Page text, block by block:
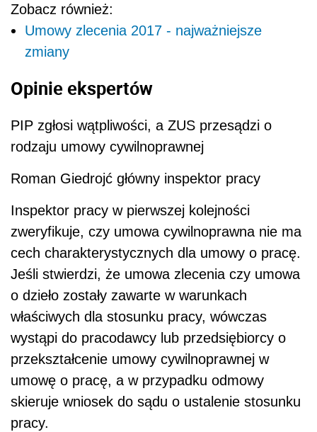
Zobacz również:
Umowy zlecenia 2017 - najważniejsze
zmiany
Opinie ekspertów
PIP zgłosi wątpliwości, a ZUS przesądzi o
rodzaju umowy cywilnoprawnej
Roman Giedrojć główny inspektor pracy
Inspektor pracy w pierwszej kolejności
zweryfikuje, czy umowa cywilnoprawna nie ma
cech charakterystycznych dla umowy o pracę.
Jeśli stwierdzi, że umowa zlecenia czy umowa
o dzieło zostały zawarte w warunkach
właściwych dla stosunku pracy, wówczas
wystąpi do pracodawcy lub przedsiębiorcy o
przekształcenie umowy cywilnoprawnej w
umowę o pracę, a w przypadku odmowy
skieruje wniosek do sądu o ustalenie stosunku
pracy.